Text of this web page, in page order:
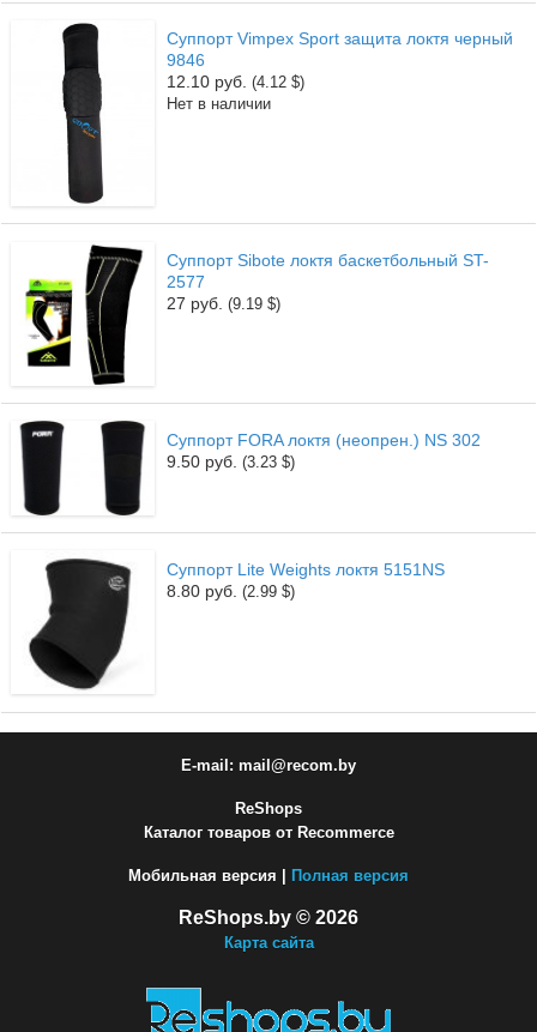
Суппорт Vimpex Sport защита локтя черный
9846
12.10 руб. (4.12 $)
Нет в наличии
Суппорт Sibote локтя баскетбольный ST-
2577
27 руб. (9.19 $)
Суппорт FORA локтя (неопрен.) NS 302
9.50 руб. (3.23 $)
Cуппорт Lite Weights локтя 5151NS
8.80 руб. (2.99 $)
E-mail: mail@recom.by
ReShops
Каталог товаров от Recommerce
Мобильная версия | Полная версия
ReShops.by © 2026
Карта сайта